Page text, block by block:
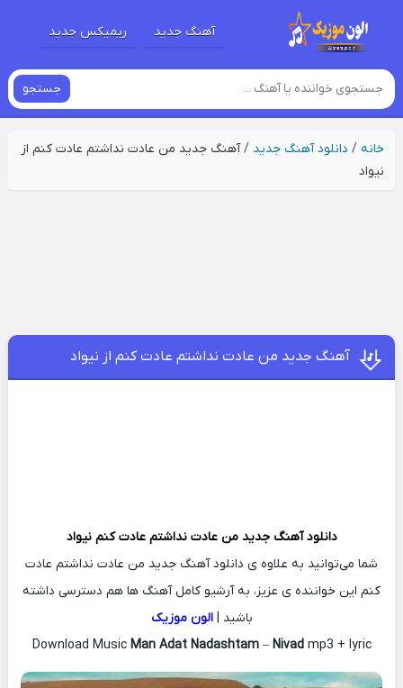
آهنگ جدید ریمیکس جدید
جستجو
خانه/ دانلود آهنگ جدید /آهنگ جدید من عادت نداشتم عادت کنم از
نیواد
آهنگ جدید من عادت نداشتم عادت کنم از نیواد
دانلود آهنگ جدید من عادت نداشتم عادت کنمنیواد
شما می‌توانید به علاوه ی دانلود آهنگ جدید من عادت نداشتم عادت
کنم این خواننده ی عزیز، به آرشیو کامل آهنگ ها هم دسترسی داشته
باشید |الون موزیک
Download Music Man Adat Nadashtam– Nivadmp3 + lyric